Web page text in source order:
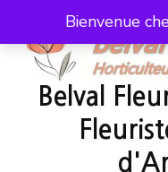
Bienvenue
Belval